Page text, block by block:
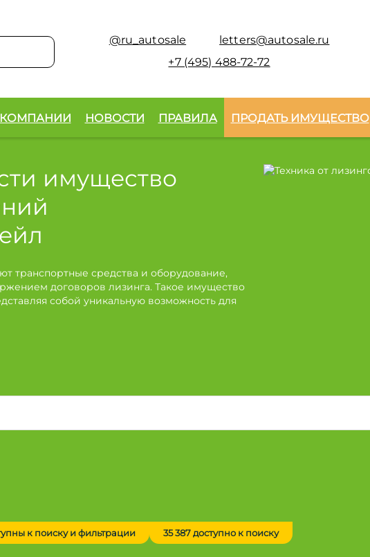
@ru_autosale
letters@autosale.ru
+7 (495) 488-72-72
НОВОСТИ ПРАВИЛА ПРОДАТЬ ИМУЩЕСТВО
имущество
транспортные средства и оборудование,
договоров лизинга. Такое имущество
собой уникальную возможность для
к поиску и фильтрации 35 387 доступно к поиску